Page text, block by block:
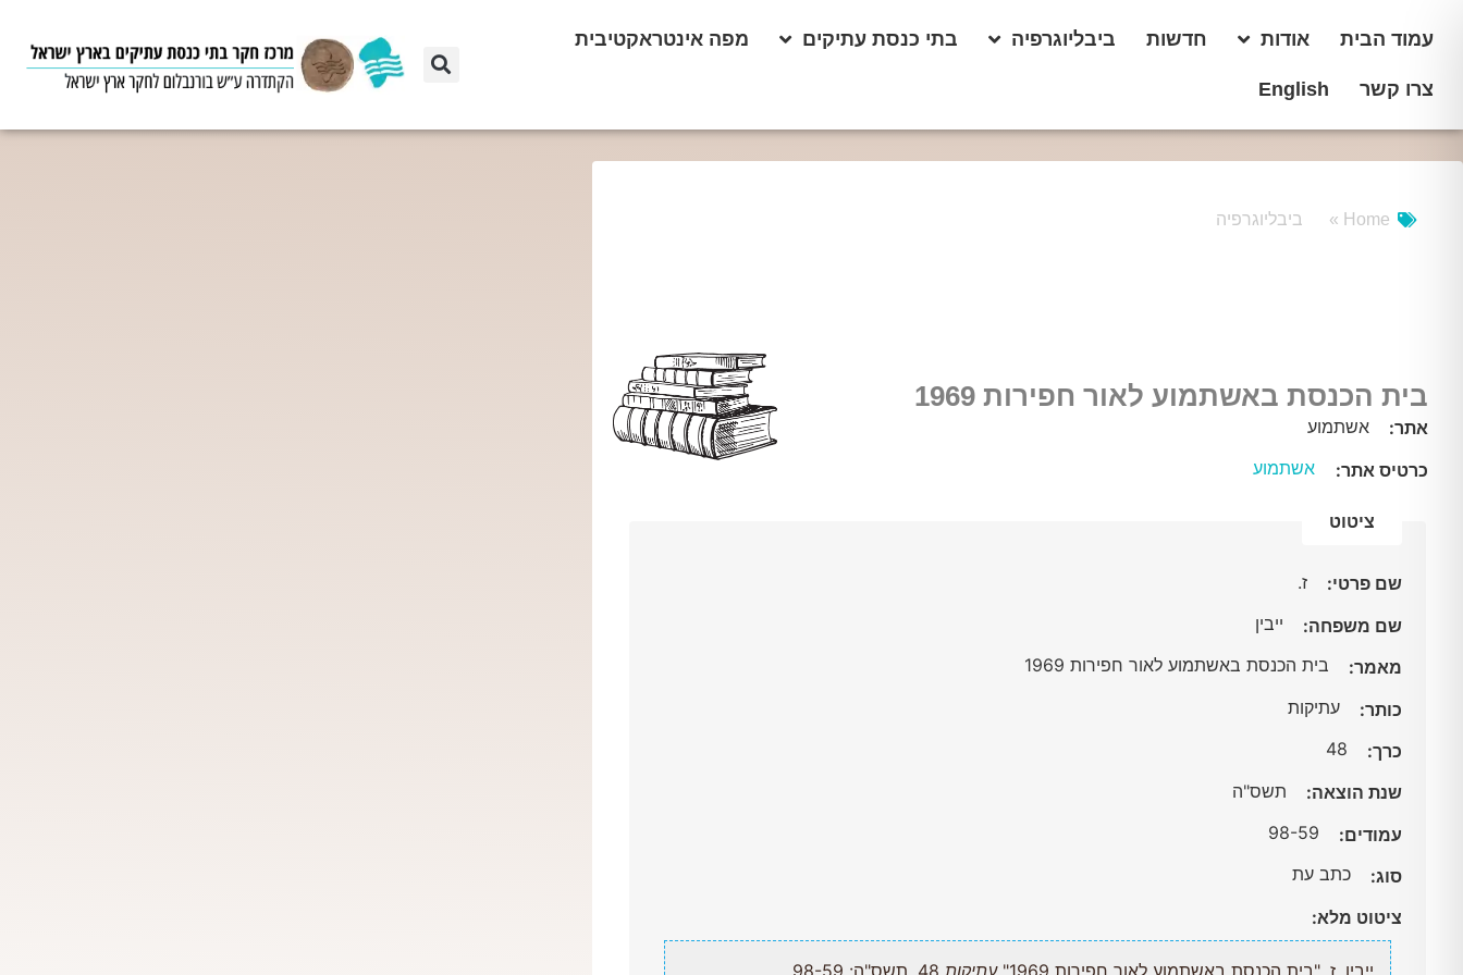
עמוד הבית אודות חדשות ביבליוגרפיה בתי כנסת עתיקים מפה אינטראקטיבית
צרו קשר English
Home » ביבליוגרפיה
בית הכנסת באשתמוע לאור חפירות 1969
אתר: אשתמוע
כרטיס אתר: אשתמוע
ציטוט
שם פרטי: ז.
שם משפחה: ייבין
מאמר: בית הכנסת באשתמוע לאור חפירות 1969
כותר: עתיקות
כרך: 48
שנת הוצאה: תשס"ה
עמודים: 98-59
סוג: כתב עת
ציטוט מלא:
ייבין, ז. "בית הכנסת באשתמוע לאור חפירות 1969" עתיקות